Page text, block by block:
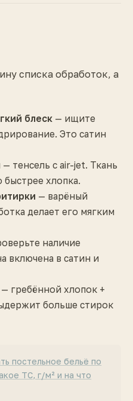
списка обработок, а
блеск — ищите
Это сатин
— тенсель с air-jet. Ткань
хлопка.
— варёный
делает его мягким
наличие
включена в сатин и
— гребённой хлопок +
больше стирок
постельное бельё по
ТС, г/м² и на что